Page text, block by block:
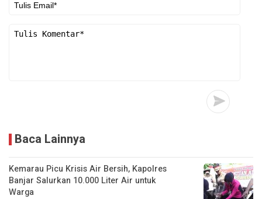
Baca Lainnya
Kemarau Picu Krisis Air Bersih, Kapolres
Banjar Salurkan 10.000 Liter Air untuk
Warga